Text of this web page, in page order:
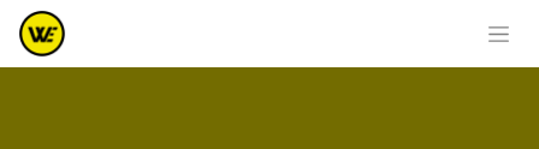
Overslaan naar inhoud